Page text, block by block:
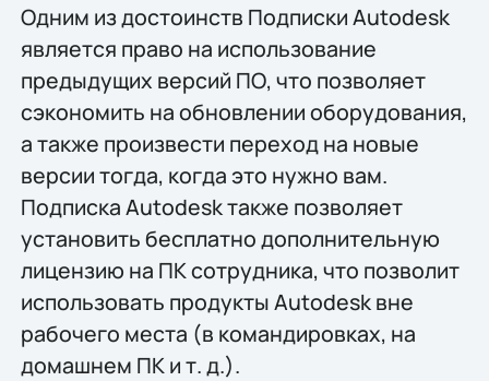
Одним из достоинств Подписки Autodesk
является право на использование
предыдущих версий ПО, что позволяет
сэкономить на обновлении оборудования,
а также произвести переход на новые
версии тогда, когда это нужно вам.
Подписка Autodesk также позволяет
установить бесплатно дополнительную
лицензию на ПК сотрудника, что позволит
использовать продукты Autodesk вне
рабочего места (в командировках, на
домашнем ПК и т. д.).